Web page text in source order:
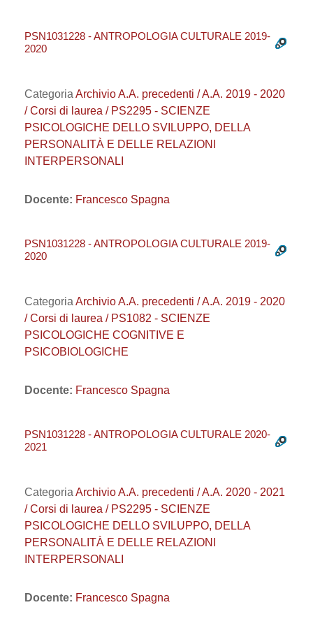
PSN1031228 - ANTROPOLOGIA CULTURALE 2019-
2020
Categoria Archivio A.A. precedenti / A.A. 2019 - 2020
/ Corsi di laurea / PS2295 - SCIENZE
PSICOLOGICHE DELLO SVILUPPO, DELLA
PERSONALITÀ E DELLE RELAZIONI
INTERPERSONALI
Docente: Francesco Spagna
PSN1031228 - ANTROPOLOGIA CULTURALE 2019-
2020
Categoria Archivio A.A. precedenti / A.A. 2019 - 2020
/ Corsi di laurea / PS1082 - SCIENZE
PSICOLOGICHE COGNITIVE E
PSICOBIOLOGICHE
Docente: Francesco Spagna
PSN1031228 - ANTROPOLOGIA CULTURALE 2020-
2021
Categoria Archivio A.A. precedenti / A.A. 2020 - 2021
/ Corsi di laurea / PS2295 - SCIENZE
PSICOLOGICHE DELLO SVILUPPO, DELLA
PERSONALITÀ E DELLE RELAZIONI
INTERPERSONALI
Docente: Francesco Spagna